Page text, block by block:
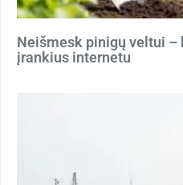
Neišmesk pinigų veltui
įrankius internetu